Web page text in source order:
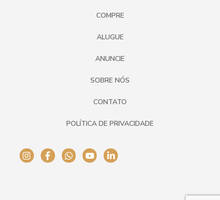
COMPRE
ALUGUE
ANUNCIE
SOBRE NÓS
CONTATO
POLÍTICA DE PRIVACIDADE